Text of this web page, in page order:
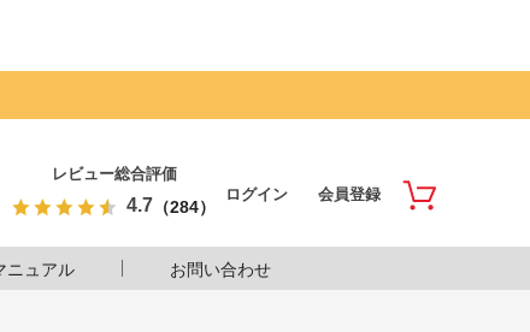
レビュー総合評価
4.7 （284）
ログイン 会員登録
ニュアル お問い合わせ